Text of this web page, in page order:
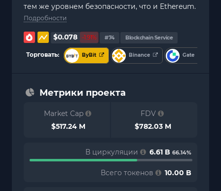
тем же уровнем безопасности, что и Ethereum.
Подробности
$0.078 -1.91% #74 Blockchain Service
Торговать: ByBit Binance Gate
Метрики проекта
Market Cap
$517.24 M
FDV
$782.03 M
В циркуляции 6.61 B 66.14%
Всего токенов 10.00 B